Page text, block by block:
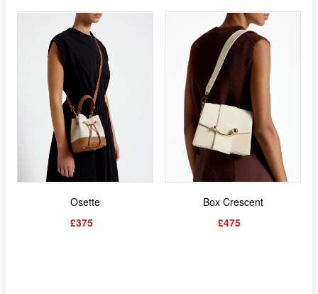
Osette
£375
Box Crescent
£475